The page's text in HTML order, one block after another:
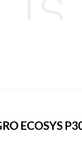
ECOSYS